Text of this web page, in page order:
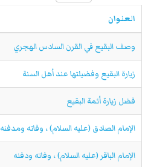
العنوان
وصف البقيع في القرن السادس الهجري
زيارة البقيع وفضيلتها عند أهل السنة
فضل زيارة أئمة البقيع
الإمام الصادق (عليه السلام) ، وفاته ومدفنه
الإمام الباقر (عليه السلام) ، وفاته ودفنه